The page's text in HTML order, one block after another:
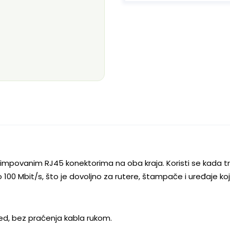
RJ45 konektorima na oba kraja. Koristi se
Mbit/s, što je dovoljno za rutere, štampače i uređaje
bez praćenja kabla rukom.